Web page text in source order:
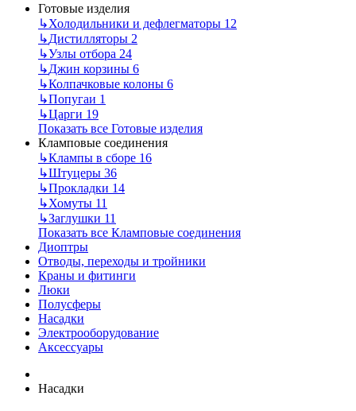
Готовые изделия
↳Холодильники и дефлегматоры 12
↳Дистилляторы 2
↳Узлы отбора 24
↳Джин корзины 6
↳Колпачковые колоны 6
↳Попугаи 1
↳Царги 19
Показать все Готовые изделия
Кламповые соединения
↳Клампы в сборе 16
↳Штуцеры 36
↳Прокладки 14
↳Хомуты 11
↳Заглушки 11
Показать все Кламповые соединения
Диоптры
Отводы, переходы и тройники
Краны и фитинги
Люки
Полусферы
Насадки
Электрооборудование
Аксессуары
Насадки